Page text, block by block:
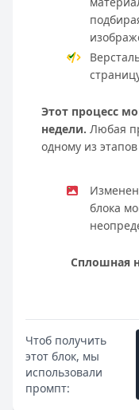
Этот процесс
недели. Любая
одному из
блока
Сплошная
Чтоб получить
этот блок, мы
использовали
промпт: